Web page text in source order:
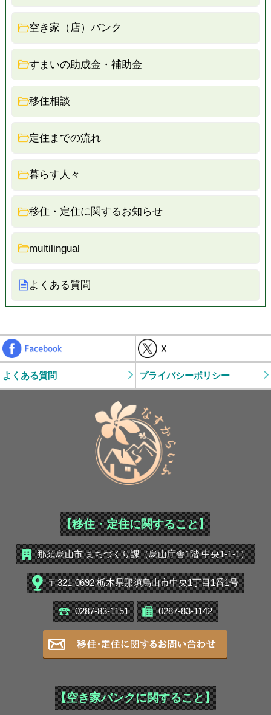
空き家（店）バンク
すまいの助成金・補助金
移住相談
定住までの流れ
暮らす人々
移住・定住に関するお知らせ
multilingual
よくある質問
Facebook
よくある質問 プライバシーポリシー
【移住・定住に関すること】
那須烏山市 まちづくり課（烏山庁舎1階 中央1-1-1）
〒321-0692 栃木県那須烏山市中央1丁目1番1号
0287-83-1151 0287-83-1142
【空き家バンクに関すること】